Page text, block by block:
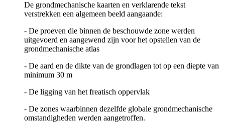
De grondmechanische kaarten en verklarende tekst
verstrekken een algemeen beeld aangaande:
- De proeven die binnen de beschouwde zone werden
uitgevoerd en aangewend zijn voor het opstellen van de
grondmechanische atlas
- De aard en de dikte van de grondlagen tot op een diepte van
minimum 30 m
- De ligging van het freatisch oppervlak
- De zones waarbinnen dezelfde globale grondmechanische
omstandigheden werden aangetroffen.